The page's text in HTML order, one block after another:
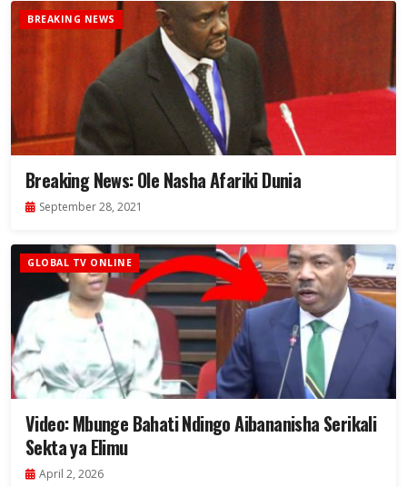
BREAKING NEWS
Breaking News: Ole Nasha Afariki Dunia
September 28, 2021
GLOBAL TV ONLINE
Video: Mbunge Bahati Ndingo Aibananisha Serikali
Sekta ya Elimu
April 2, 2026